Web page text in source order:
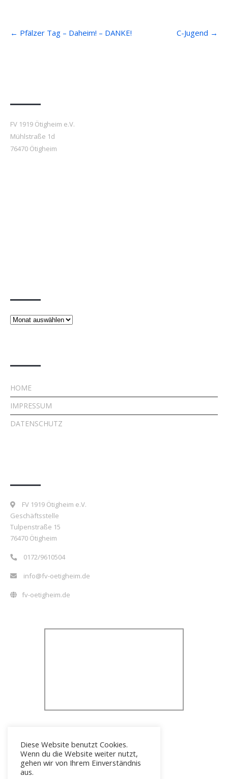
navigation
← Pfälzer Tag – Daheim! – DANKE! C-Jugend →
FV 1919 Ötigheim e.V.
Mühlstraße 1d
76470 Ötigheim
Beiträge
HOME
IMPRESSUM
DATENSCHUTZ
FV 1919 Ötigheim e.V.
Geschäftsstelle
Tulpenstraße 15
76470 Ötigheim
0172/9610504
info@fv-oetigheim.de
fv-oetigheim.de
Diese Website benutzt Cookies.
Wenn du die Website weiter nutzt,
gehen wir von Ihrem Einverständnis
aus.